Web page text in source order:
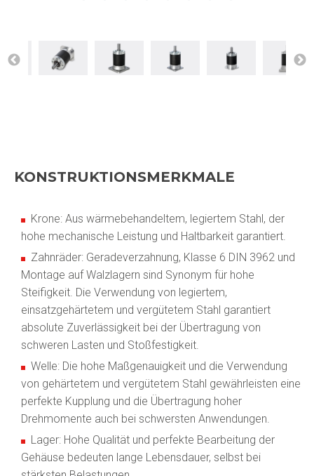
KONSTRUKTIONSMERKMALE
Krone: Aus wärmebehandeltem, legiertem Stahl, der
hohe mechanische Leistung und Haltbarkeit garantiert.
Zahnräder: Geradeverzahnung, Klasse 6 DIN 3962 und
Montage auf Walzlagern sind Synonym für hohe
Steifigkeit. Die Verwendung von legiertem,
einsatzgehärtetem und vergütetem Stahl garantiert
absolute Zuverlässigkeit bei der Übertragung von
schweren Lasten und Stoßfestigkeit.
Welle: Die hohe Maßgenauigkeit und die Verwendung
von gehärtetem und vergütetem Stahl gewährleisten eine
perfekte Kupplung und die Übertragung hoher
Drehmomente auch bei schwersten Anwendungen.
Lager: Hohe Qualität und perfekte Bearbeitung der
Gehäuse bedeuten lange Lebensdauer, selbst bei